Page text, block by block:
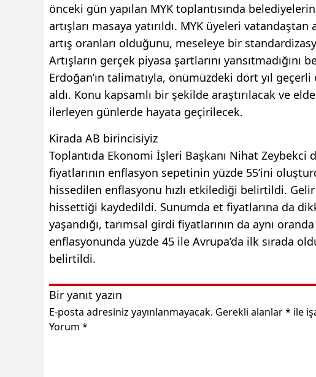
önceki gün yapılan MYK toplantısında
artışları masaya yatırıldı. MYK üyeleri
artış oranları olduğunu, meseleye bir
Artışların gerçek piyasa şartlarını
Erdoğan’ın talimatıyla, önümüzdeki dört yıl
aldı. Konu kapsamlı bir şekilde araştırılacak ve
ilerleyen günlerde hayata geçirilecek.
Kirada AB birincisiyiz
Toplantıda Ekonomi İşleri Başkanı Nihat Zeybekci
fiyatlarının enflasyon sepetinin yüzde 55’ini
hissedilen enflasyonu hızlı etkilediği belirtildi.
hissettiği kaydedildi. Sunumda et fiyatlarına da
yaşandığı, tarımsal girdi fiyatlarının da aynı
enflasyonunda yüzde 45 ile Avrupa’da ilk sırada
belirtildi.
Bir yanıt yazın
E-posta adresiniz yayınlanmayacak. Gerekli alanlar* ile
Yorum *